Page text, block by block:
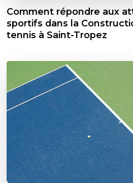
Comment répondre aux
sportifs dans la
tennis à Saint-Tropez